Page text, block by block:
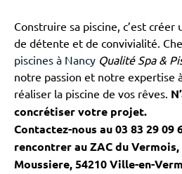
Construire sa piscine, c’est créer
de détente et de convivialité.
piscines à Nancy Qualité Spa &
notre passion et notre expertise
réaliser la piscine de vos rêves.
concrétiser votre projet.
Contactez-nous au 03 83 29 09
rencontrer au ZAC du Vermois,
Moussiere, 54210 Ville-en-